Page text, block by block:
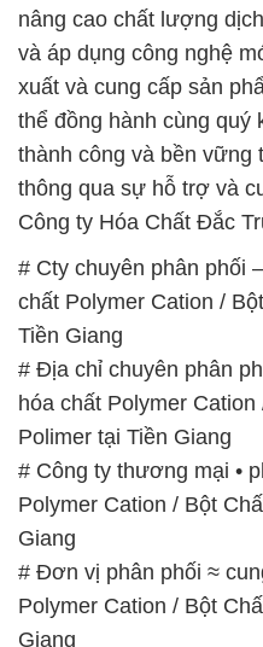
nâng cao chất lượng
và áp dụng công nghệ
xuất và cung cấp sản
thể đồng hành cùng quý
thành công và bền vững
thông qua sự hỗ trợ và
Công ty Hóa Chất Đắc
# Cty chuyên phân phối
chất Polymer Cation /
Tiền Giang
# Địa chỉ chuyên phân
hóa chất Polymer
Polimer tại Tiền Giang
# Công ty thương mại •
Polymer Cation / Bột
Giang
# Đơn vị phân phối ≈
Polymer Cation / Bột
Giang